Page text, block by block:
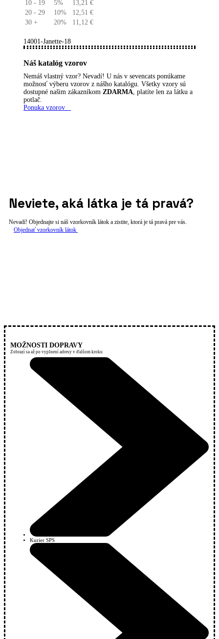
10 - 19
5% 13,21 €
20 - 29
10% 12,51 €
30 +
20% 11,12 €
14001-Janette-18
Náš katalóg vzorov
Nemáš vlastný vzor? Nevadí! U nás v sevencats ponúkame
možnosť výberu vzorov z nášho katalógu. Všetky vzory sú
dostupné našim zákazníkom ZDARMA , platíte len za látku a
potlač.
Ponuka vzorov
Neviete, aká látka je tá pravá?
Nevadí! Objednajte si náš vzorkovník látok a zistite, ktorá je tá pravá pre vás.
Objednať vzorkovník látok
MOŽNOSTI DOPRAVY
Zobrazí sa až po vyplnení adresy v ďalšom kroku
Kurier SPS